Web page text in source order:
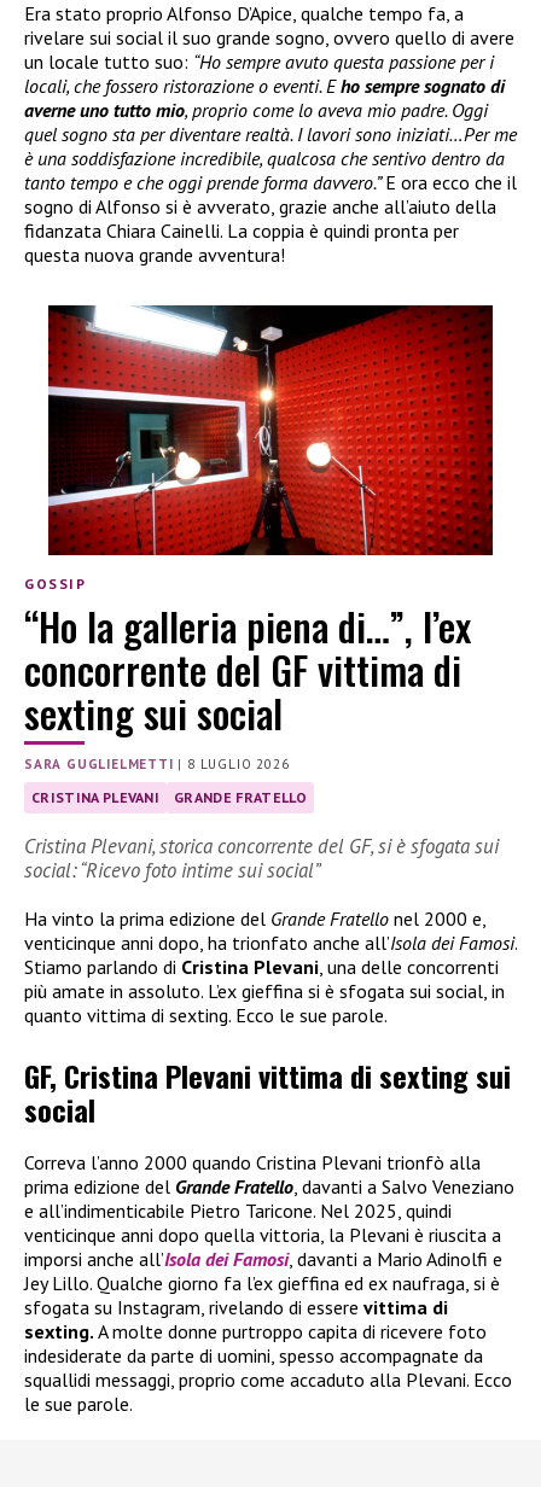
Era stato proprio Alfonso D’Apice, qualche tempo fa, a
rivelare sui social il suo grande sogno, ovvero quello di avere
un locale tutto suo: “Ho sempre avuto questa passione per i
locali, che fossero ristorazione o eventi. Eho sempre sognato di
averne uno tutto mio, proprio come lo aveva mio padre. Oggi
quel sogno sta per diventare realtà. I lavori sono iniziati…Per me
è una soddisfazione incredibile, qualcosa che sentivo dentro da
tanto tempo e che oggi prende forma davvero.”E ora ecco che il
sogno di Alfonso si è avverato, grazie anche all’aiuto della
fidanzata Chiara Cainelli. La coppia è quindi pronta per
questa nuova grande avventura!
GOSSIP
“Ho la galleria piena di…”, l’ex
concorrente del GF vittima di
sexting sui social
SARA GUGLIELMETTI | 8 LUGLIO 2026
CRISTINA PLEVANI GRANDE FRATELLO
Cristina Plevani, storica concorrente del GF, si è sfogata sui
social: “Ricevo foto intime sui social”
Ha vinto la prima edizione del Grande Fratello nel 2000 e,
venticinque anni dopo, ha trionfato anche all’Isola dei Famosi.
Stiamo parlando di Cristina Plevani , una delle concorrenti
più amate in assoluto. L’ex gieffina si è sfogata sui social, in
quanto vittima di sexting. Ecco le sue parole.
GF, Cristina Plevani vittima di sexting sui
social
Correva l’anno 2000 quando Cristina Plevani trionfò alla
prima edizione del Grande Fratello , davanti a Salvo Veneziano
e all’indimenticabile Pietro Taricone. Nel 2025, quindi
venticinque anni dopo quella vittoria, la Plevani è riuscita a
imporsi anche all’Isola dei Famosi, davanti a Mario Adinolfi e
Jey Lillo. Qualche giorno fa l’ex gieffina ed ex naufraga, si è
sfogata su Instagram, rivelando di essere vittima di
sexting. A molte donne purtroppo capita di ricevere foto
indesiderate da parte di uomini, spesso accompagnate da
squallidi messaggi, proprio come accaduto alla Plevani. Ecco
le sue parole.